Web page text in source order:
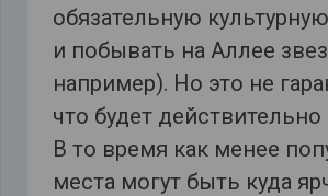
обязательную
и побывать на Аллее
например). Но это не
что будет действительно
В то время как менее
места могут быть куда